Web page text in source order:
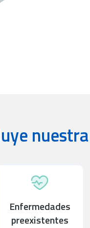
Enfermedades
preexistentes